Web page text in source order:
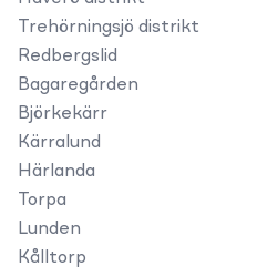
Trehörningsjö distrikt
Redbergslid
Bagaregården
Björkekärr
Kärralund
Härlanda
Torpa
Lunden
Kålltorp